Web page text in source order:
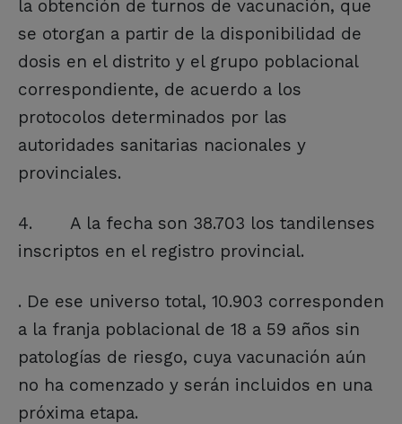
la obtención de turnos de vacunación, que
se otorgan a partir de la disponibilidad de
dosis en el distrito y el grupo poblacional
correspondiente, de acuerdo a los
protocolos determinados por las
autoridades sanitarias nacionales y
provinciales.
4. A la fecha son 38.703 los tandilenses
inscriptos en el registro provincial.
. De ese universo total, 10.903 corresponden
a la franja poblacional de 18 a 59 años sin
patologías de riesgo, cuya vacunación aún
no ha comenzado y serán incluidos en una
próxima etapa.